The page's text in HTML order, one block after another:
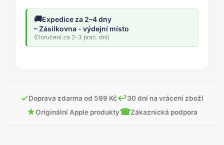
🚚Expedice za 2–4 dny
– Zásilkovna - výdejní místo
(Doručení za 2–3 prac. dní)
✓Doprava zdarma od 599 Kč↩30 dní na vrácení zboží
★Originální Apple produkty☎Zákaznická podpora